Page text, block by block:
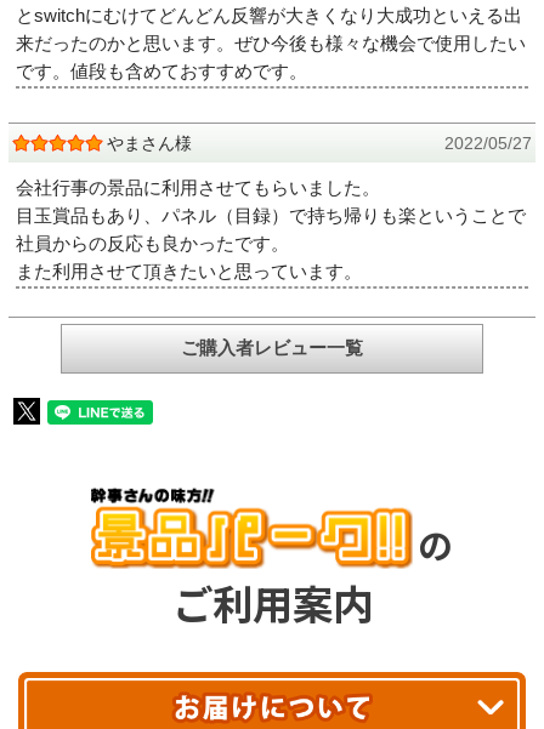
とswitchにむけてどんどん反響が大きくなり大成功といえる出
来だったのかと思います。ぜひ今後も様々な機会で使用したい
です。値段も含めておすすめです。
やまさん様 2022/05/27
会社行事の景品に利用させてもらいました。
目玉賞品もあり、パネル（目録）で持ち帰りも楽ということで
社員からの反応も良かったです。
また利用させて頂きたいと思っています。
ご購入者レビュー一覧
の
ご利用案内